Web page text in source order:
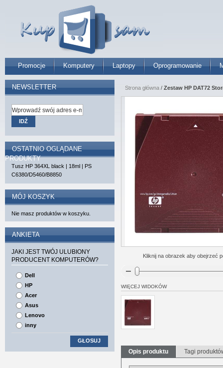
Promocje Komputery Laptopy Oprogramowanie
Strona główna / Zestaw HP DAT72
Kliknij na obrazek aby obejrzeć
WIĘCEJ WIDOKÓW
Opis produktu Tagi
NEWSLETTER
IDŹ
OSTATNIO OGLĄDANE
PRODUKTY
Tusz HP 364XL black | 18ml | PS
C6380/D5460/B8850
MÓJ KOSZYK
Nie masz produktów w koszyku.
ANKIETA
JAKI JEST TWÓJ ULUBIONY
PRODUCENT KOMPUTERÓW?
Dell
HP
Acer
Asus
Lenovo
inny
GŁOSUJ